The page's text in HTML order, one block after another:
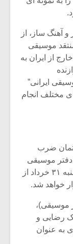
آهنگ ساز، از
موسیقی
از ایران به
ایرانی”
مختلف انجام
ضرب
موسیقی
وزارت فرهنگ و ارشاد اسلامی» روز دوشنبه ۳۱ خرداد از
موسیقی)،
رضایی و
به عنوان